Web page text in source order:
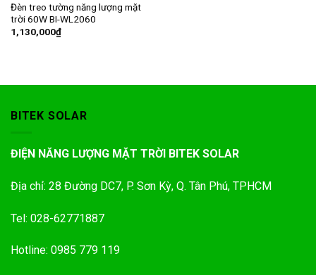
Đèn treo tường năng lượng mặt
trời 60W BI-WL2060
1,130,000₫
BITEK SOLAR
ĐIỆN NĂNG LƯỢNG MẶT TRỜI BITEK SOLAR
Địa chỉ: 28 Đường DC7, P. Sơn Kỳ, Q. Tân Phú, TPHCM
Tel: 028-62771887
Hotline: 0985 779 119